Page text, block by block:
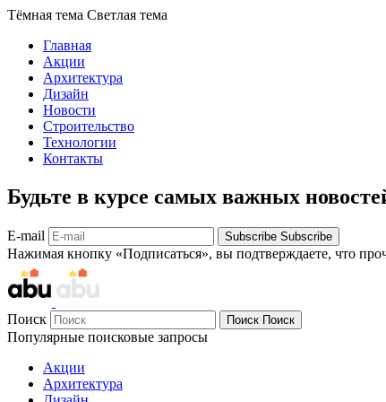
Тёмная тема Светлая тема
Главная
Акции
Архитектура
Дизайн
Новости
Строительство
Технологии
Контакты
Будьте в курсе самых важных
E-mail Subscribe Subscribe
Нажимая кнопку «Подписаться», вы подтверждаете, что
Поиск Поиск Поиск
Популярные поисковые запросы
Акции
Архитектура